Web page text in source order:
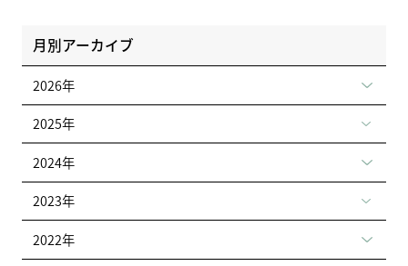
月別アーカイブ
2026年
2025年
2024年
2023年
2022年